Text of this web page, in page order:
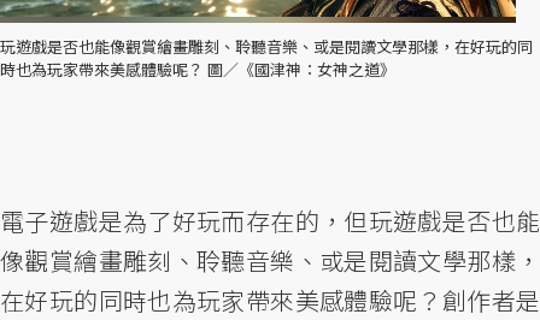
玩遊戲是否也能像觀賞繪畫雕刻、聆聽音樂、或是閱讀文學那樣，在好玩的同
時也為玩家帶來美感體驗呢？ 圖／《國津神：女神之道》
電子遊戲是為了好玩而存在的，但玩遊戲是否也能
像觀賞繪畫雕刻、聆聽音樂、或是閱讀文學那樣，
在好玩的同時也為玩家帶來美感體驗呢？創作者是